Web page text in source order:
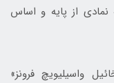
از پایه و اساس
واسیلیویچ فرونز»